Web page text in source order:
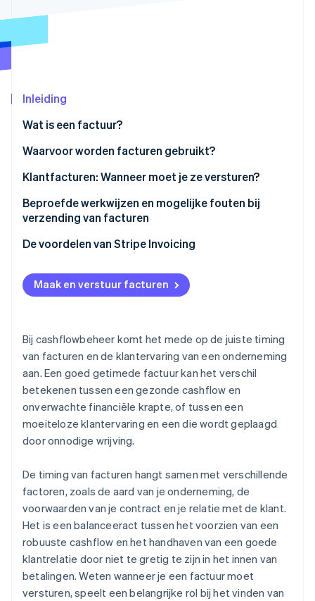
Oprichting van een start-up
CO₂-verwijdering
Ontdek hoe Stripe de economische
Inleiding
Wat is een factuur?
Waarvoor worden facturen gebruikt?
Klantfacturen: Wanneer moet je ze versturen?
Beproefde werkwijzen en mogelijke fouten bij
verzending van facturen
Beproefde werkwijzen voor facturatie
Veelgemaakte fouten die je moet vermijden
De voordelen van Stripe Invoicing
Maak en verstuur facturen
Bij cashflowbeheer komt het mede op de juiste timing
van facturen en de klantervaring van een onderneming
aan. Een goed getimede factuur kan het verschil
betekenen tussen een gezonde cashflow en
onverwachte financiële krapte, of tussen een
moeiteloze klantervaring en een die wordt geplaagd
door onnodige wrijving.
De timing van facturen hangt samen met verschillende
factoren, zoals de aard van je onderneming, de
voorwaarden van je contract en je relatie met de klant.
Het is een balanceeract tussen het voorzien van een
robuuste cashflow en het handhaven van een goede
klantrelatie door niet te gretig te zijn in het innen van
betalingen. Weten wanneer je een factuur moet
versturen, speelt een belangrijke rol bij het vinden van